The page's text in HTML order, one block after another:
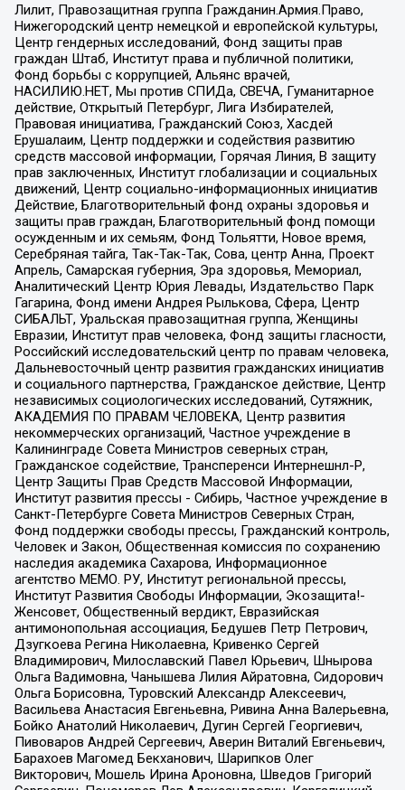
Лилит, Правозащитная группа Гражданин.Армия.Право,
Нижегородский центр немецкой и европейской культуры,
Центр гендерных исследований, Фонд защиты прав
граждан Штаб, Институт права и публичной политики,
Фонд борьбы с коррупцией, Альянс врачей,
НАСИЛИЮ.НЕТ, Мы против СПИДа, СВЕЧА, Гуманитарное
действие, Открытый Петербург, Лига Избирателей,
Правовая инициатива, Гражданский Союз, Хасдей
Ерушалаим, Центр поддержки и содействия развитию
средств массовой информации, Горячая Линия, В защиту
прав заключенных, Институт глобализации и социальных
движений, Центр социально-информационных инициатив
Действие, Благотворительный фонд охраны здоровья и
защиты прав граждан, Благотворительный фонд помощи
осужденным и их семьям, Фонд Тольятти, Новое время,
Серебряная тайга, Так-Так-Так, Сова, центр Анна, Проект
Апрель, Самарская губерния, Эра здоровья, Мемориал,
Аналитический Центр Юрия Левады, Издательство Парк
Гагарина, Фонд имени Андрея Рылькова, Сфера, Центр
СИБАЛЬТ, Уральская правозащитная группа, Женщины
Евразии, Институт прав человека, Фонд защиты гласности,
Российский исследовательский центр по правам человека,
Дальневосточный центр развития гражданских инициатив
и социального партнерства, Гражданское действие, Центр
независимых социологических исследований, Сутяжник,
АКАДЕМИЯ ПО ПРАВАМ ЧЕЛОВЕКА, Центр развития
некоммерческих организаций, Частное учреждение в
Калининграде Совета Министров северных стран,
Гражданское содействие, Трансперенси Интернешнл-Р,
Центр Защиты Прав Средств Массовой Информации,
Институт развития прессы - Сибирь, Частное учреждение в
Санкт-Петербурге Совета Министров Северных Стран,
Фонд поддержки свободы прессы, Гражданский контроль,
Человек и Закон, Общественная комиссия по сохранению
наследия академика Сахарова, Информационное
агентство МЕМО. РУ, Институт региональной прессы,
Институт Развития Свободы Информации, Экозащита!-
Женсовет, Общественный вердикт, Евразийская
антимонопольная ассоциация, Бедушев Петр Петрович,
Дзугкоева Регина Николаевна, Кривенко Сергей
Владимирович, Милославский Павел Юрьевич, Шнырова
Ольга Вадимовна, Чанышева Лилия Айратовна, Сидорович
Ольга Борисовна, Туровский Александр Алексеевич,
Васильева Анастасия Евгеньевна, Ривина Анна Валерьевна,
Бойко Анатолий Николаевич, Дугин Сергей Георгиевич,
Пивоваров Андрей Сергеевич, Аверин Виталий Евгеньевич,
Барахоев Магомед Бекханович, Шарипков Олег
Викторович, Мошель Ирина Ароновна, Шведов Григорий